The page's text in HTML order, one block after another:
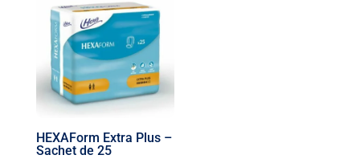
HEXAForm Extra Plus –
Sachet de 25